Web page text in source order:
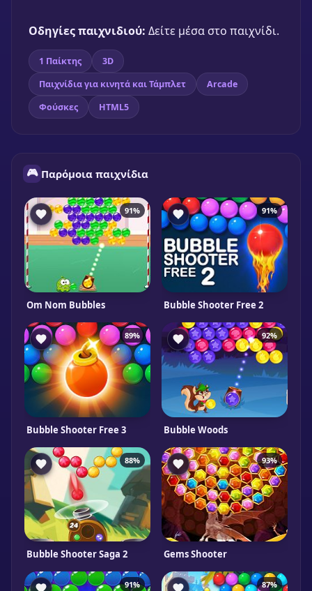
Οδηγίες παιχνιδιού: Δείτε μέσα στο παιχνίδι.
1 Παίκτης
3D
Παιχνίδια για κινητά και Τάμπλετ
Arcade
Φούσκες
HTML5
🎮 Παρόμοια παιχνίδια
91%
Om Nom Bubbles
91%
Bubble Shooter Free 2
89%
Bubble Shooter Free 3
92%
Bubble Woods
88%
Bubble Shooter Saga 2
93%
Gems Shooter
91% 87%